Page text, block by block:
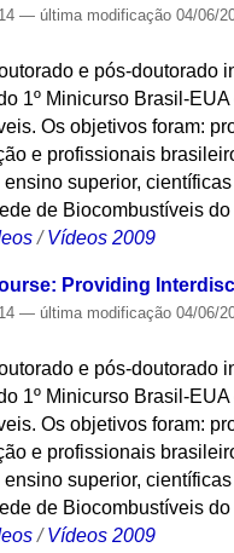
— última modificação 04/06/
e pós-
1º Minicurso Brasil-
Os objetivos foram:
e profissionais
superior,
de Biocombustíveis
/Vídeos 2009
Providing
— última modificação 04/06/
e pós-
1º Minicurso Brasil-
Os objetivos foram:
e profissionais
superior,
de Biocombustíveis
/Vídeos 2009